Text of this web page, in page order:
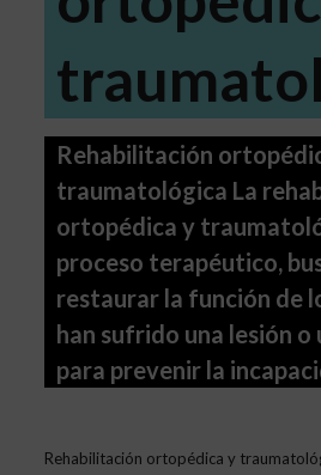
Rehabilitación
traumatológica La
ortopédica y
proceso terapéutico,
restaurar la función de
han sufrido una lesión o
para prevenir la
Rehabilitación ortopédica y